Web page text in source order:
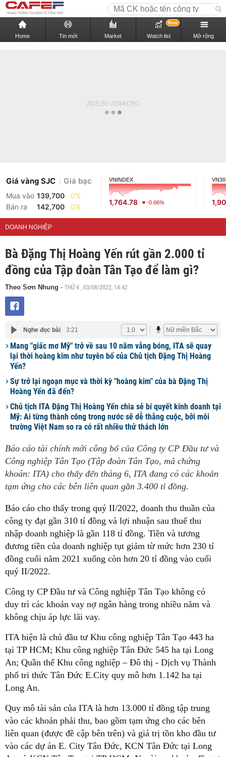
Home Tin mới Market Watch list
New
Mở rộng
Giá vàng SJC Giá bạc
Mua vào 139,700
0%
Bán ra
142,700 0%
VNINDEX
1,764.78 -0.66%
VN30
DOANH NGHIỆP
Bà Đặng Thị Hoàng Yến rút gần 2.000 tỉ
đồng của Tập đoàn Tân Tạo để làm gì?
Theo Sơn Nhung - THỨ 4 , 03/08/2022, 14:42
Nghe đọc bài 3:21
Mang "giấc mơ Mỹ" trở về sau 10 năm vắng bóng, ITA sẽ quay
lại thời hoàng kim như tuyên bố của Chủ tịch Đặng Thị Hoàng
Yến?
Sự trở lại ngoạn mục và thời kỳ "hoàng kim" của bà Đặng Thị
Hoàng Yến đã đến?
Chủ tịch ITA Đặng Thị Hoàng Yến chia sẻ bí quyết kinh doanh tại
Mỹ: Ai từng thành công trong nước sẽ dễ thắng cuộc, bởi môi
trường Việt Nam so ra có rất nhiều thử thách lớn
Báo cáo tài chính mới công bố của Công ty CP Đầu tư và
Công nghiệp Tân Tạo (Tập đoàn Tân Tạo, mã chứng
khoán: ITA) cho thấy đến tháng 6, ITA đang có các khoản
tạm ứng cho các bên liên quan gần 3.400 tỉ đồng.
Báo cáo cho thấy trong quý II/2022, doanh thu thuần của
công ty đạt gần 310 tỉ đồng và lợi nhuận sau thuế thu
nhập doanh nghiệp là gần 118 tỉ đồng. Tiền và tương
đương tiền của doanh nghiệp tụt giảm từ mức hơn 230 tỉ
đồng cuối năm 2021 xuống còn hơn 20 tỉ đồng vào cuối
quý II/2022.
Công ty CP Đầu tư và Công nghiệp Tân Tạo không có
duy trì các khoản vay nợ ngân hàng trong nhiều năm và
không chịu áp lực lãi vay.
ITA hiện là chủ đầu tư Khu công nghiệp Tân Tạo 443 ha
tại TP HCM; Khu công nghiệp Tân Đức 545 ha tại Long
An; Quần thể Khu công nghiệp – Đô thị - Dịch vụ Thành
phố tri thức Tân Đức E.City quy mô hơn 1.142 ha tại
Long An.
Quy mô tài sản của ITA là hơn 13.000 tỉ đồng tập trung
vào các khoản phải thu, bao gồm tạm ứng cho các bên
liên quan (được đề cập bên trên) và giá trị tồn kho đầu tư
vào các dự án E. City Tân Đức, KCN Tân Đức tại Long